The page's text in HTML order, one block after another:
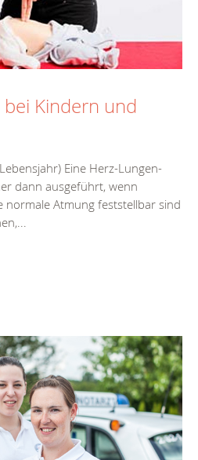
Kindern und
Eine Herz-Lungen-
dann ausgeführt, wenn
normale Atmung feststellbar sind